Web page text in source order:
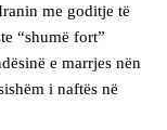
me goditje të
“shumë fort”
e marrjes nën
i naftës në